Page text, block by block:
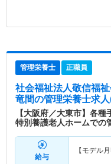
管理栄養士 正職員
社会福祉法人敬信福
竜間の管理栄養士求
【大阪府／大東市】各
特別養護老人ホームでの
給与
【モデル月